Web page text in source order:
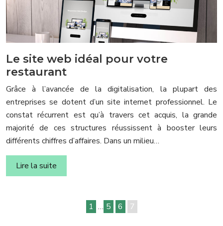
Le site web idéal pour votre
restaurant
Grâce à l’avancée de la digitalisation, la plupart des
entreprises se dotent d’un site internet professionnel. Le
constat récurrent est qu’à travers cet acquis, la grande
majorité de ces structures réussissent à booster leurs
différents chiffres d’affaires. Dans un milieu…
Lire la suite
1 … 5 6 7